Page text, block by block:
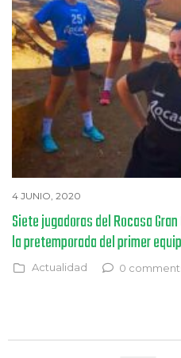
4 JUNIO, 2020
Siete jugadoras del Rocasa
la pretemporada del primer
Actualidad 0